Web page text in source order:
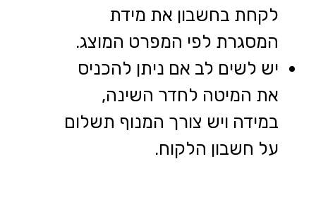
לקחת בחשבון את מידת
המסגרת לפי המפרט המוצג.
יש לשים לב אם ניתן להכניס
את המיטה לחדר השינה,
במידה ויש צורך המנוף תשלום
על חשבון הלקוח.